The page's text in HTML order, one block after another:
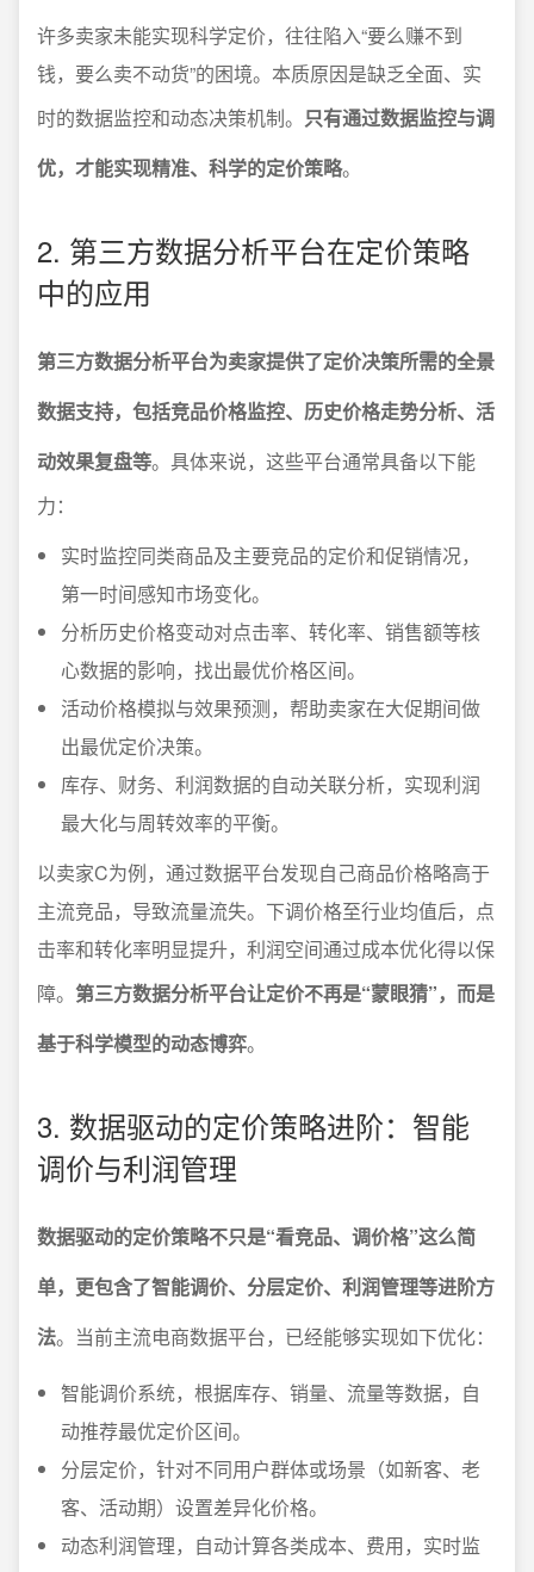
许多卖家未能实现科学定价，往往陷入“要么赚不到
钱，要么卖不动货”的困境。本质原因是缺乏全面、实
时的数据监控和动态决策机制。 只有通过数据监控与调
优，才能实现精准、科学的定价策略。
2. 第三方数据分析平台在定价策略
中的应用
第三方数据分析平台为卖家提供了定价决策所需的全景
数据支持，包括竞品价格监控、历史价格走势分析、活
动效果复盘等。具体来说，这些平台通常具备以下能
力：
实时监控同类商品及主要竞品的定价和促销情况，
第一时间感知市场变化。
分析历史价格变动对点击率、转化率、销售额等核
心数据的影响，找出最优价格区间。
活动价格模拟与效果预测，帮助卖家在大促期间做
出最优定价决策。
库存、财务、利润数据的自动关联分析，实现利润
最大化与周转效率的平衡。
以卖家C为例，通过数据平台发现自己商品价格略高于
主流竞品，导致流量流失。下调价格至行业均值后，点
击率和转化率明显提升，利润空间通过成本优化得以保
障。 第三方数据分析平台让定价不再是“蒙眼猜”，而是
基于科学模型的动态博弈。
3. 数据驱动的定价策略进阶：智能
调价与利润管理
数据驱动的定价策略不只是“看竞品、调价格”这么简
单，更包含了智能调价、分层定价、利润管理等进阶方
法。当前主流电商数据平台，已经能够实现如下优化：
智能调价系统，根据库存、销量、流量等数据，自
动推荐最优定价区间。
分层定价，针对不同用户群体或场景（如新客、老
客、活动期）设置差异化价格。
动态利润管理，自动计算各类成本、费用，实时监